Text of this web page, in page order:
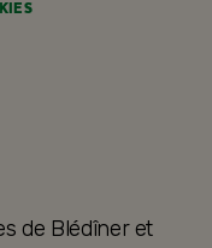
de Blédîner et